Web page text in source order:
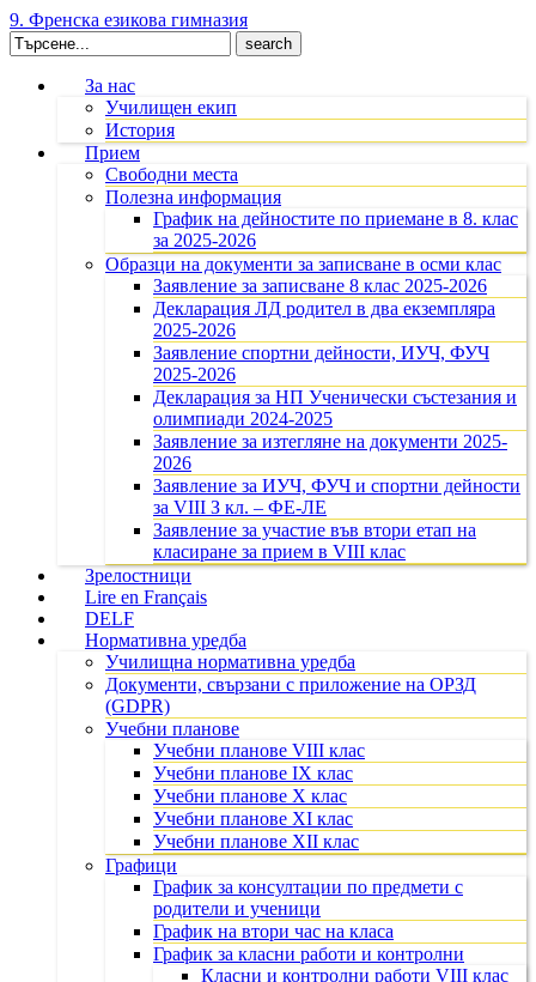
9. Френска езикова гимназия
Search
for:
За нас
Училищен екип
История
Прием
Свободни места
Полезна информация
График на дейностите по приемане в 8. клас
за 2025-2026
Образци на документи за записване в осми клас
Заявление за записване 8 клас 2025-2026
Декларация ЛД родител в два екземпляра
2025-2026
Заявление спортни дейности, ИУЧ, ФУЧ
2025-2026
Декларация за НП Ученически състезания и
олимпиади 2024-2025
Заявление за изтегляне на документи 2025-
2026
Заявление за ИУЧ, ФУЧ и спортни дейности
за VIII З кл. – ФЕ-ЛЕ
Заявление за участие във втори етап на
класиране за прием в VIII клас
Зрелостници
Lire en Français
DELF
Нормативна уредба
Училищна нормативна уредба
Документи, свързани с приложение на ОРЗД
(GDPR)
Учебни планове
Учебни планове VIII клас
Учебни планове IX клас
Учебни планове X клас
Учебни планове XI клас
Учебни планове XII клас
Графици
График за консултации по предмети с
родители и ученици
График на втори час на класа
График за класни работи и контролни
Класни и контролни работи VIII клас